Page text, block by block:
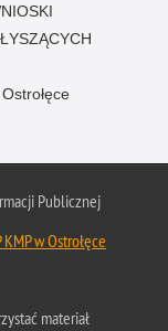
Publicznej
KMP w Ostrołęce
materiał